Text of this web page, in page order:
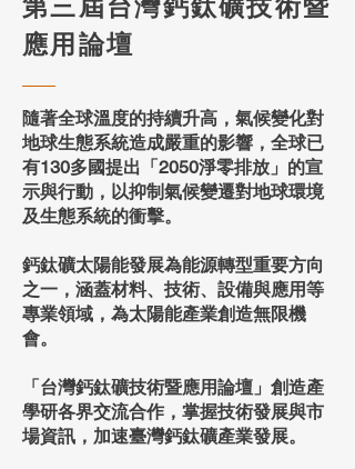
第三屆台灣鈣鈦礦技術暨
應用論壇
隨著全球溫度的持續升高，氣候變化對
地球生態系統造成嚴重的影響，全球已
有130多國提出「2050淨零排放」的宣
示與行動，以抑制氣候變遷對地球環境
及生態系統的衝擊。
鈣鈦礦太陽能發展為能源轉型重要方向
之一，涵蓋材料、技術、設備與應用等
專業領域，為太陽能產業創造無限機
會。
「台灣鈣鈦礦技術暨應用論壇」創造產
學研各界交流合作，掌握技術發展與市
場資訊，加速臺灣鈣鈦礦產業發展。